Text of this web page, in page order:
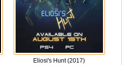
Eliosi's Hunt (2017)